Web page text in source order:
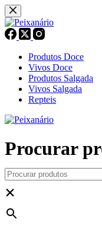
Pular
para
o
conteúdo
Produtos Doce
Vivos Doce
Produtos Salgada
Vivos Salgada
Repteis
Procurar
×